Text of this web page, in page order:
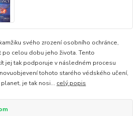
svého zrození osobního ochránce,
celou dobu jeho života. Tento
jej tak podporuje v následném procesu
tohoto starého védského učení,
je tak nosi... celý popis